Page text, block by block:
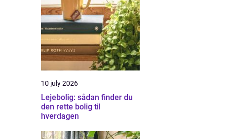
10 july 2026
Lejebolig: sådan finder du
den rette bolig til
hverdagen